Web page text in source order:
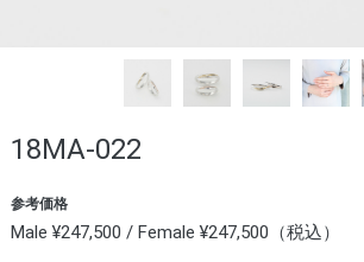
18MA-022
参考価格
Male ¥247,500 / Female ¥247,500（税込）